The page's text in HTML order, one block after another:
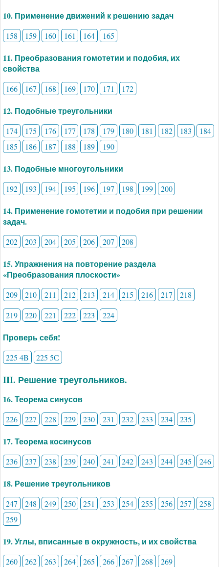
10. Применение движений к решению задач
158 159 160 161 164 165
11. Преобразования гомотетии и подобия, их
свойства
166 167 168 169 170 171 172
12. Подобные треугольники
174 175 176 177 178 179 180 181 182 183
184
185
186 187 188 189 190
13. Подобные многоугольники
192 193 194 195 196 197 198 199 200
14. Применение гомотетии и подобия при решении
задач.
202 203 204 205 206 207 208
15. Упражнения на повторение раздела
«Преобразования плоскости»
209 210 211 212 213 214 215 216 217
218
219
220 221 222 223 224
Проверь себя!
225 4B 225 5С
III. Решение треугольников.
16. Теорема синусов
226 227 228 229 230 231 232 233 234 235
17. Теорема косинусов
236 237 238 239 240 241 242 243 244 245 246
18. Решение треугольников
247 248 249 250 251 253 254 255 256 257
258
259
19. Углы, вписанные в окружность, и их свойства
260 262 263 264 265 266 267 268 269